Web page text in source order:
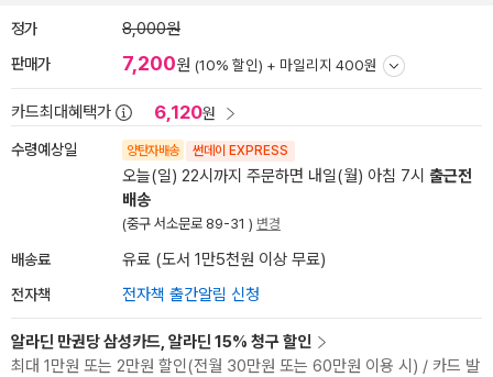
정가 8,000원
판매가 7,200원 (10% 할인) + 마일리지 400원
카드최대혜택가 6,120원
수령예상일 양탄자배송 썬데이 EXPRESS
오늘(일) 22시까지 주문하면 내일(월) 아침 7시 출근전
배송
(중구 서소문로 89-31 ) 변경
배송료 유료 (도서 1만5천원 이상 무료)
전자책 전자책 출간알림 신청
알라딘 만권당 삼성카드, 알라딘 15% 청구 할인
최대 1만원 또는 2만원 할인(전월 30만원 또는 60만원 이용 시) / 카드 발